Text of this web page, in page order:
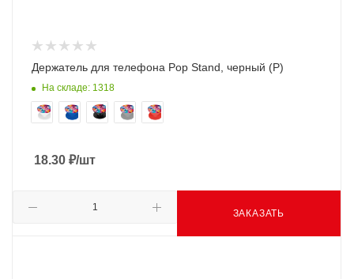
Держатель для телефона Pop Stand, черный (P)
На складе: 1318
18.30 ₽/шт
ЗАКАЗАТЬ